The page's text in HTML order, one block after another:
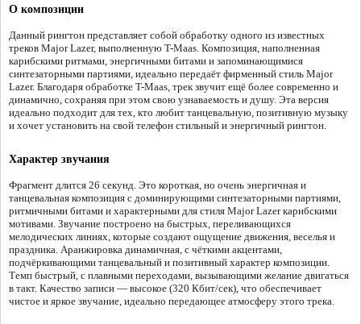
О композиции
Данный рингтон представляет собой обработку одного из известных
треков Major Lazer, выполненную T-Maas. Композиция, наполненная
карибскими ритмами, энергичными битами и запоминающимися
синтезаторными партиями, идеально передаёт фирменный стиль Major
Lazer. Благодаря обработке T-Maas, трек звучит ещё более современно и
динамично, сохраняя при этом свою узнаваемость и душу. Эта версия
идеально подходит для тех, кто любит танцевальную, позитивную музыку
и хочет установить на свой телефон стильный и энергичный рингтон.
Характер звучания
Фрагмент длится 26 секунд. Это короткая, но очень энергичная и
танцевальная композиция с доминирующими синтезаторными партиями,
ритмичными битами и характерными для стиля Major Lazer карибскими
мотивами. Звучание построено на быстрых, переливающихся
мелодических линиях, которые создают ощущение движения, веселья и
праздника. Аранжировка динамичная, с чёткими акцентами,
подчёркивающими танцевальный и позитивный характер композиции.
Темп быстрый, с плавными переходами, вызывающими желание двигаться
в такт. Качество записи — высокое (320 Кбит/сек), что обеспечивает
чистое и яркое звучание, идеально передающее атмосферу этого трека.